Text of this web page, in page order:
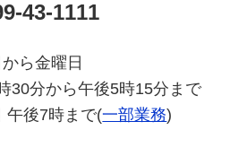
43-1111
から金曜日
30分から午後5時15分まで
午後7時まで(一部業務)